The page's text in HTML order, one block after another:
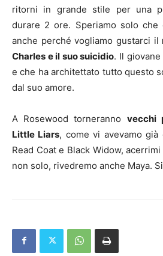
ritorni in grande stile per una
durare 2 ore. Speriamo solo che
anche perché vogliamo gustarci il
Charles e il suo suicidio. Il
e che ha architettato tutto questo
dal suo amore.
A Rosewood torneranno vecchi
Little Liars, come vi avevamo
Read Coat e Black Widow,
non solo, rivedremo anche Maya.